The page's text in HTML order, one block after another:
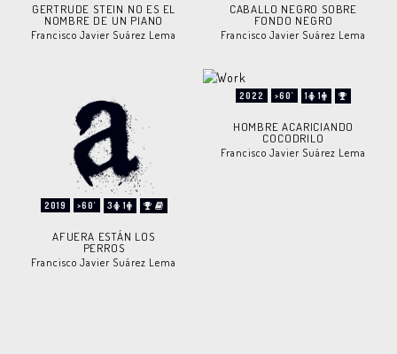
GERTRUDE STEIN NO ES EL
NOMBRE DE UN PIANO
Francisco Javier Suárez Lema
CABALLO NEGRO SOBRE
FONDO NEGRO
Francisco Javier Suárez Lema
2019 >60' 3 1
AFUERA ESTÁN LOS
PERROS
Francisco Javier Suárez Lema
2022 >60' 1 1
HOMBRE ACARICIANDO
COCODRILO
Francisco Javier Suárez Lema